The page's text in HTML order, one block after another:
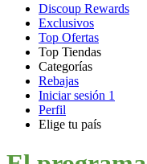
Discoup Rewards
Exclusivos
Top Ofertas
Top Tiendas
AliExpress
Categorías
Electrónica e
Rebajas
Iniciar sesión 1
Perfil
Elige tu país